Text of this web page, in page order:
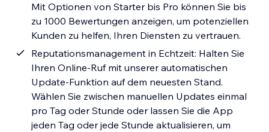
Mit Optionen von Starter bis Pro können Sie bis
zu 1000 Bewertungen anzeigen, um potenziellen
Kunden zu helfen, Ihren Diensten zu vertrauen.
Reputationsmanagement in Echtzeit: Halten Sie
Ihren Online-Ruf mit unserer automatischen
Update-Funktion auf dem neuesten Stand.
Wählen Sie zwischen manuellen Updates einmal
pro Tag oder Stunde oder lassen Sie die App
jeden Tag oder jede Stunde aktualisieren, um